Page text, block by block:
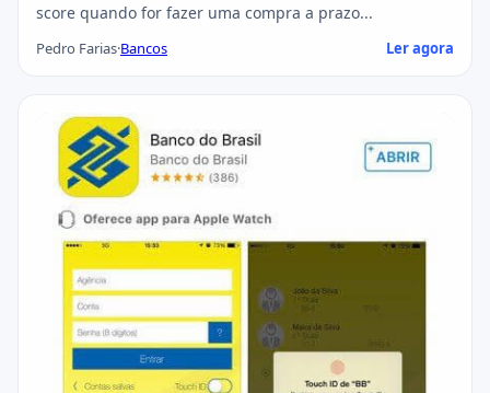
score quando for fazer uma compra a prazo...
Pedro Farias·Bancos Ler agora